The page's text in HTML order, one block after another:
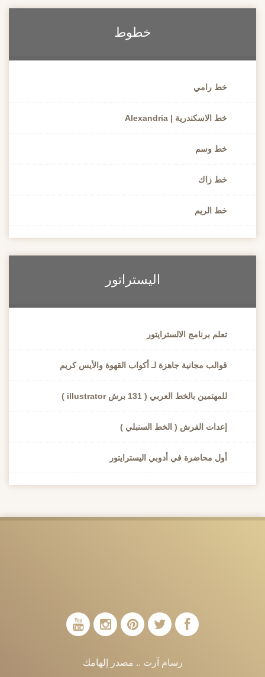
خطوط
خط رامي
خط الاسكندرية | Alexandria
خط وسم
خط زاك
خط الريم
اليستراتور
تعلم برنامج الالسترايتور
قوالب مجانية جاهزة لـ أكواب القهوة والأيس كريم
للمهتمين بالخط العربي ( 131 برش illustrator )
إعدات الفرش ( الخط السنبلي )
أول محاضرة في أدوبي اليسترايتور
رسام آرت .. مصدر إلهامك